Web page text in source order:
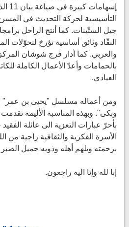
التأسيسية لحركة التحديث في
جيل الستّينات. كما أنتج الراحل برامجا
النقّاد وثائق أساسية تؤرخ لتحوّلات
والعربي. كما أدار فرج شوشان
بالحمامات وأعدّ الأعمال الكاملة
العيادي.
ومن أعماله مسلسل "يحيى بن
وبكى". وبهذه المناسبة الأليمة
بأحرّ عبارات التعزية الى عائلة
الأسرة الفكرية والثقافية راجية من
برحمته ويلهم أهله وذويه جميل
إنا لله وإنا اليه راجعون.